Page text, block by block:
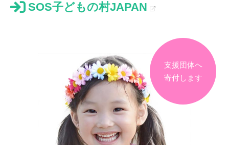
SOS子どもの村JAPAN
支援団体へ
寄付します